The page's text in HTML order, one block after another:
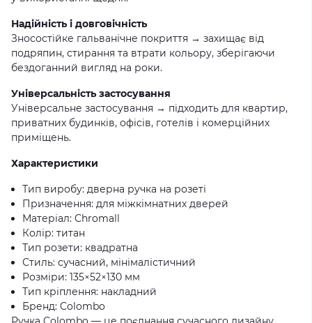
Надійність і довговічність
Зносостійке гальванічне покриття → захищає від
подряпин, стирання та втрати кольору, зберігаючи
бездоганний вигляд на роки.
Універсальність застосування
Універсальне застосування → підходить для квартир,
приватних будинків, офісів, готелів і комерційних
приміщень.
Характеристики
Тип виробу: дверна ручка на розеті
Призначення: для міжкімнатних дверей
Матеріал: Chromall
Колір: титан
Тип розети: квадратна
Стиль: сучасний, мінімалістичний
Розміри: 135×52×130 мм
Тип кріплення: накладний
Бренд: Colombo